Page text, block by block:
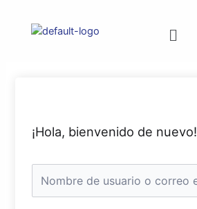
¡Hola, bienvenido de nuevo!